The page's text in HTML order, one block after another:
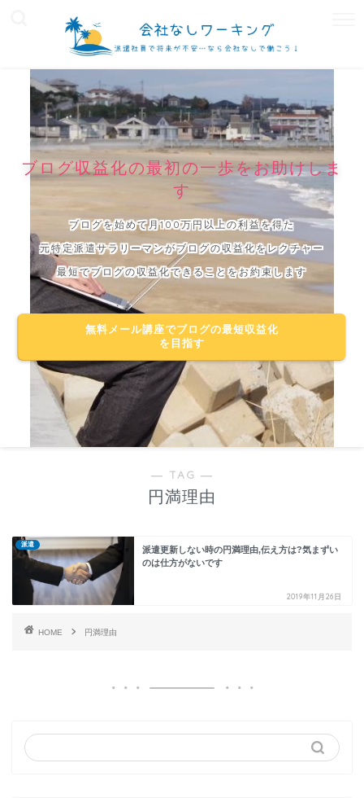
ブログ収益化の最初の一歩をお助けしま
す
ブログを始めて月100万円以上の利益を得た
元特定派遣サラリーマンがブログの収益化をレクチャー
最短でブログの収益化できることをお約束します
無料メール講座でブログの最短収益化
を目指す
― TAG ―
円満理由
派遣
派遣更新しない時の円満理由,伝え方は?気まずい
のは仕方がないです
2019年11月26日
HOME 円満理由